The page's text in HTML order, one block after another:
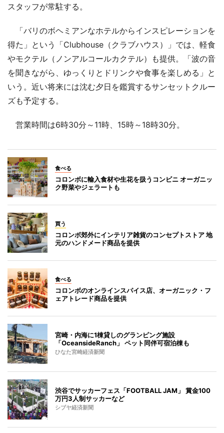
スタッフが常駐する。
「バリのボヘミアンなホテルからインスピレーションを
得た」という「Clubhouse（クラブハウス）」では、軽食
やモクテル（ノンアルコールカクテル）も提供。「波の音
を聞きながら、ゆっくりとドリンクや食事を楽しめる」と
いう。近い将来には沈む夕日を鑑賞するサンセットクルー
ズも予定する。
営業時間は6時30分～11時、15時～18時30分。
食べる
コロンボに輸入食材や生花を扱うコンビニ オーガニッ
ク野菜やジェラートも
買う
コロンボ郊外にインテリア雑貨のコンセプトストア 地
元のハンドメード商品を提供
食べる
コロンボのオンラインスパイス店、オーガニック・フ
ェアトレード商品を提供
宮崎・内海に1棟貸しのグランピング施設
「OceansideRanch」 ペット同伴可宿泊棟も
ひなた宮崎経済新聞
渋谷でサッカーフェス「FOOTBALL JAM」 賞金100
万円3人制サッカーなど
シブヤ経済新聞